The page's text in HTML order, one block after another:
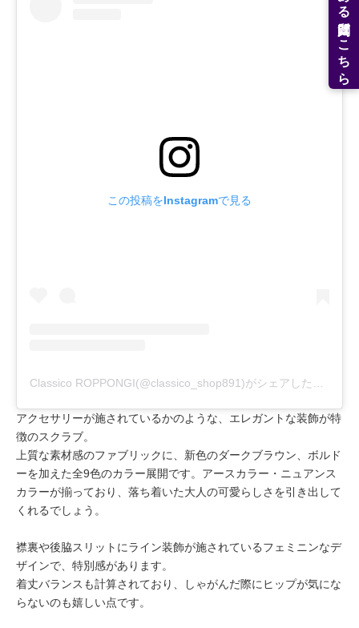
この投稿をInstagramで見る
アクセサリーが施されているかのような、エレガントな装飾が特
徴のスクラブ。
上質な素材感のファブリックに、新色のダークブラウン、ボルド
ーを加えた全9色のカラー展開です。アースカラー・ニュアンス
カラーが揃っており、落ち着いた大人の可愛らしさを引き出して
くれるでしょう。
襟裏や後脇スリットにライン装飾が施されているフェミニンなデ
ザインで、特別感があります。
着丈バランスも計算されており、しゃがんだ際にヒップが気にな
らないのも嬉しい点です。